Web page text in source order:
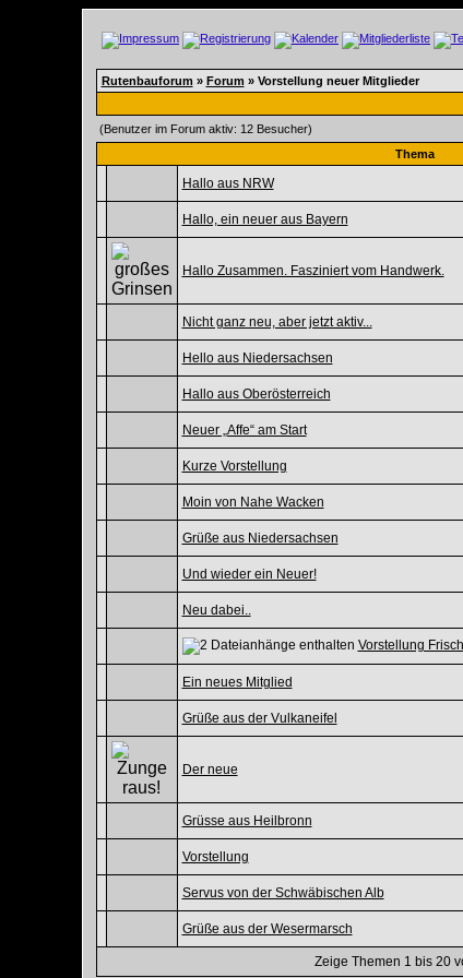
Rutenbauforum » Forum » Vorstellung neuer Mitglieder
(Benutzer im Forum aktiv: 12 Besucher)
Thema
Hallo aus NRW
Hallo, ein neuer aus Bayern
Hallo Zusammen. Fasziniert vom Handwerk.
Nicht ganz neu, aber jetzt aktiv...
Hello aus Niedersachsen
Hallo aus Oberösterreich
Neuer „Affe“ am Start
Kurze Vorstellung
Moin von Nahe Wacken
Grüße aus Niedersachsen
Und wieder ein Neuer!
Neu dabei..
Vorstellung
Ein neues Mitglied
Grüße aus der Vulkaneifel
Der neue
Grüsse aus Heilbronn
Vorstellung
Servus von der Schwäbischen Alb
Grüße aus der Wesermarsch
Zeige Themen 1 bis 20